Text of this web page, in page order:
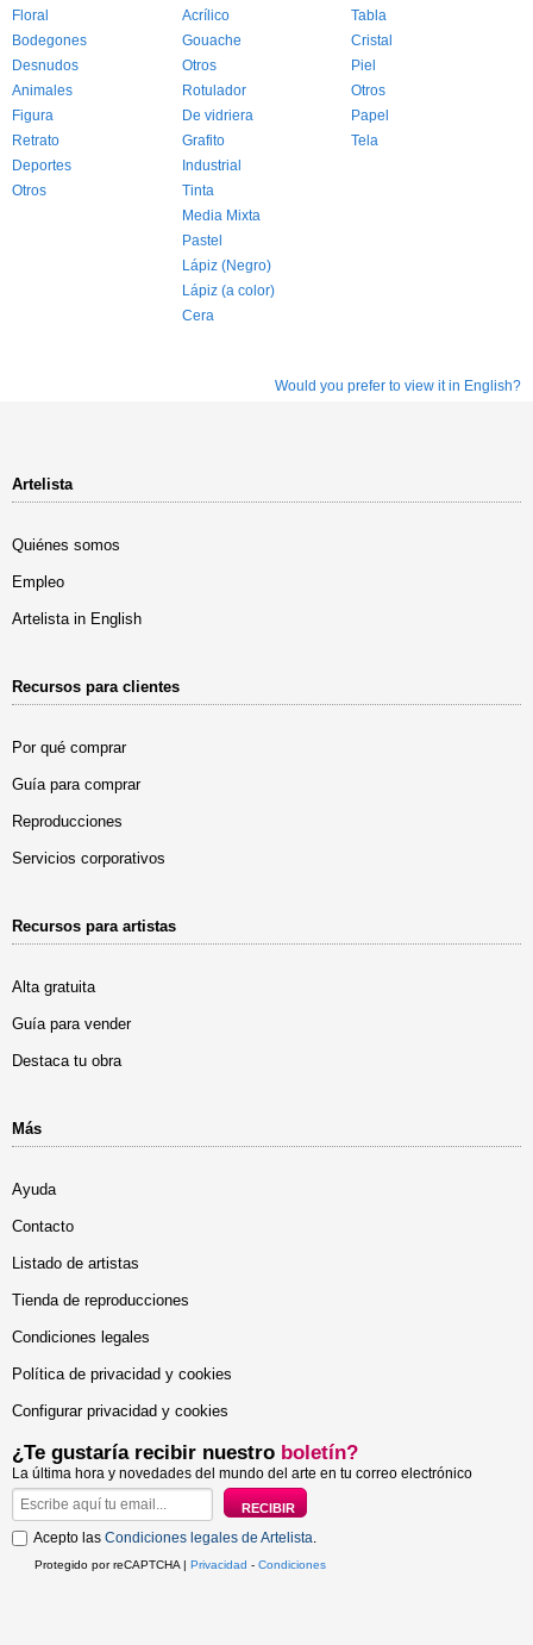
Floral
Bodegones
Desnudos
Animales
Figura
Retrato
Deportes
Otros
Acrílico
Gouache
Otros
Rotulador
De vidriera
Grafito
Industrial
Tinta
Media Mixta
Pastel
Lápiz (Negro)
Lápiz (a color)
Cera
Tabla
Cristal
Piel
Otros
Papel
Tela
Would you prefer to view it in English?
Artelista
Quiénes somos
Empleo
Artelista in English
Recursos para clientes
Por qué comprar
Guía para comprar
Reproducciones
Servicios corporativos
Recursos para artistas
Alta gratuita
Guía para vender
Destaca tu obra
Más
Ayuda
Contacto
Listado de artistas
Tienda de reproducciones
Condiciones legales
Política de privacidad y cookies
Configurar privacidad y cookies
¿Te gustaría recibir nuestro boletín?
La última hora y novedades del mundo del arte en tu correo electrónico
Acepto las Condiciones legales de Artelista.
Protegido por reCAPTCHA | Privacidad - Condiciones